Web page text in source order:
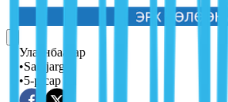
Улаанбаатар
•Sainjargal
•5-р сар 21